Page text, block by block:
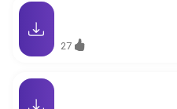
27